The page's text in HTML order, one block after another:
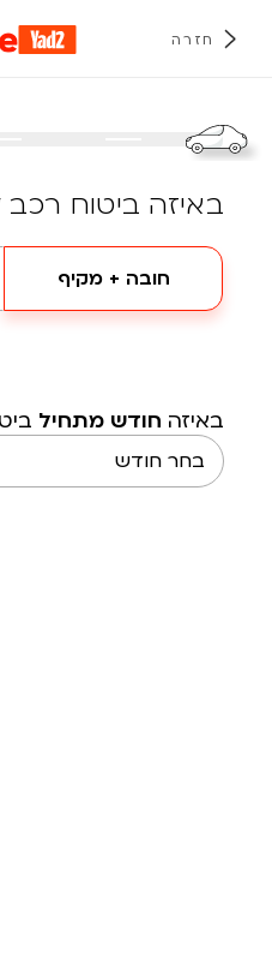
חזרה
באיזה ביטוח רכב
חובה + מקיף
באיזה חודש מתחיל